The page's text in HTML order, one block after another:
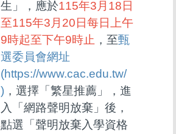
生」，應於115年3月18日
至115年3月20日每日上午
9時起至下午9時止 ，至甄
選委員會網址
(https://www.cac.edu.tw/
) ，選擇「繁星推薦」，進
入「網路聲明放棄」後，
點選「聲明放棄入學資格